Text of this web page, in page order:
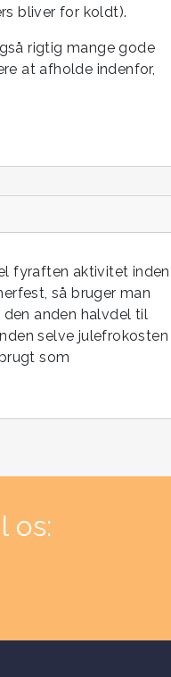
bliver for koldt).
rigtig mange gode
at afholde indenfor,
fyraften aktivitet inden
så bruger man
anden halvdel til
selve julefrokosten
som
os: